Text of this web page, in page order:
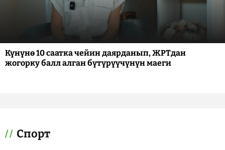
Күнүнө 10 саатка чейин даярданып, ЖРТдан
жогорку балл алган бүтүрүүчүнүн маеги
Спорт